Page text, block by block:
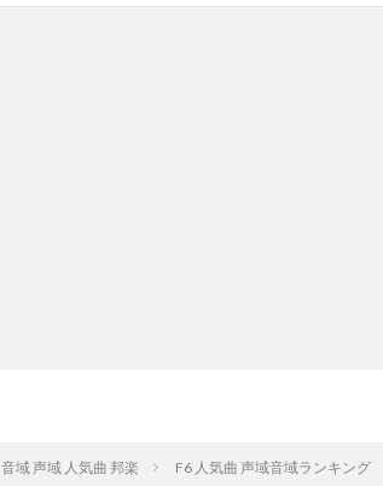
音域 声域 人気曲 邦楽 F6 人気曲 声域音域ランキング